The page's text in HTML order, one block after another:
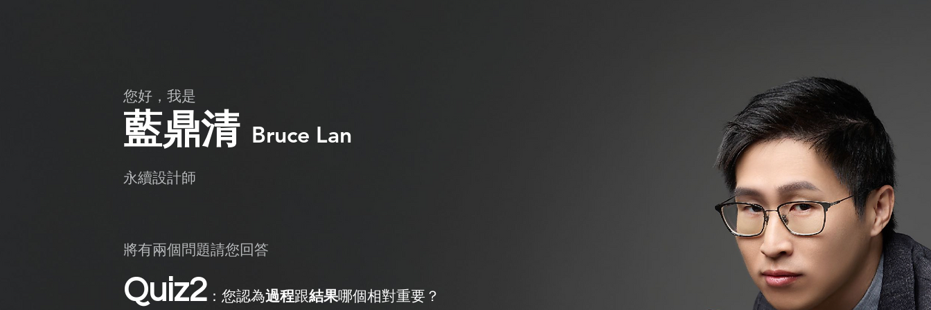
​藍鼎清 Bruce Lan
​永續設計師
​您好，我是
將有兩個問題請您回答
Quiz2 ：您認為過程跟結果哪個相對重要？